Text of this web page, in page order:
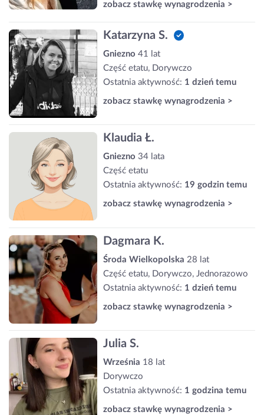
zobacz stawkę wynagrodzenia >
Katarzyna S.
Gniezno 41 lat
Część etatu, Dorywczo
Ostatnia aktywność: 1 dzień temu
zobacz stawkę wynagrodzenia >
Klaudia Ł.
Gniezno 34 lata
Część etatu
Ostatnia aktywność: 19 godzin temu
zobacz stawkę wynagrodzenia >
Dagmara K.
Środa Wielkopolska 28 lat
Część etatu, Dorywczo, Jednorazowo
Ostatnia aktywność: 1 dzień temu
zobacz stawkę wynagrodzenia >
Julia S.
Września 18 lat
Dorywczo
Ostatnia aktywność: 1 godzina temu
zobacz stawkę wynagrodzenia >